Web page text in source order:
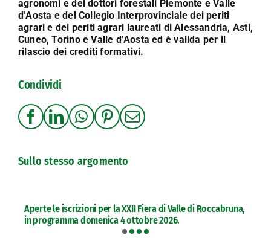
agronomi e dei dottori forestali Piemonte e Valle
d’Aosta e del Collegio Interprovinciale dei periti
agrari e dei periti agrari laureati di Alessandria, Asti,
Cuneo, Torino e Valle d’Aosta ed è valida per il
rilascio dei crediti formativi.
Condividi
Sullo stesso argomento
Aperte le iscrizioni per la XXII Fiera di Valle di Roccabruna,
in programma domenica 4 ottobre 2026.